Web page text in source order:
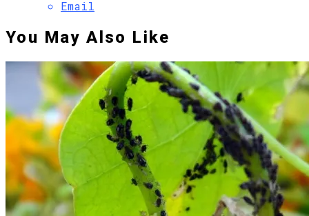
Email
You May Also Like